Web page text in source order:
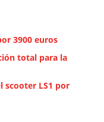
3900 euros
total para la
scooter LS1 por